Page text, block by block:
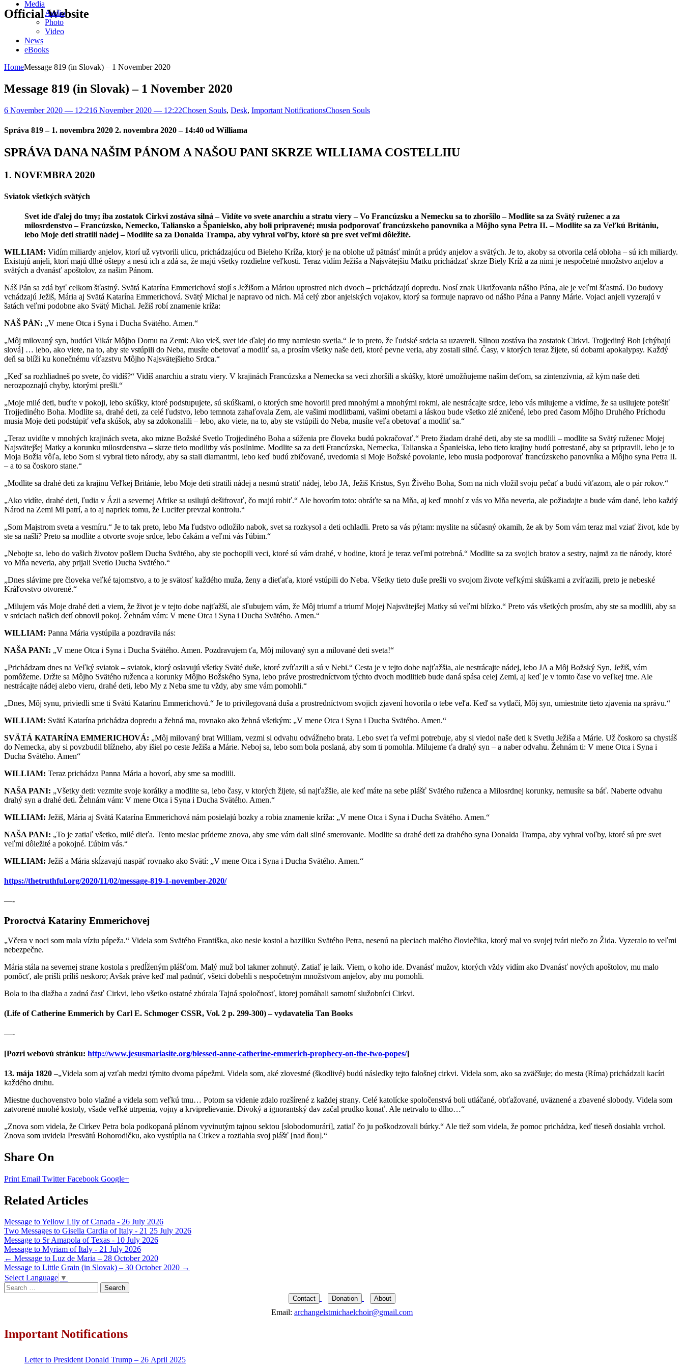
Official Website
Media
Audio
Photo
Video
News
eBooks
HomeMessage 819 (in Slovak) – 1 November 2020
Message 819 (in Slovak) – 1 November 2020
6 November 2020 — 12:216 November 2020 — 12:22Chosen Souls, Desk, Important NotificationsChosen Souls
Správa 819 – 1. novembra 2020 2. novembra 2020 – 14:40 od Williama
SPRÁVA DANA NAŠIM PÁNOM A NAŠOU PANI SKRZE WILLIAMA COSTELLIIU
1. NOVEMBRA 2020
Sviatok všetkých svätých
Svet ide ďalej do tmy; iba zostatok Cirkvi zostáva silná – Vidíte vo svete anarchiu a stratu viery – Vo Francúzsku a Nemecku sa to zhoršilo – Modlite sa za Svätý ruženec a za
milosrdenstvo – Francúzsko, Nemecko, Taliansko a Španielsko, aby boli pripravené; musia podporovať francúzskeho panovníka a Môjho syna Petra II. – Modlite sa za Veľkú Britániu,
lebo Moje deti stratili nádej – Modlite sa za Donalda Trampa, aby vyhral voľby, ktoré sú pre svet veľmi dôležité.
WILLIAM: Vidím miliardy anjelov, ktorí už vytvorili ulicu, prichádzajúcu od Bieleho Kríža, ktorý je na oblohe už pätnásť minút a prúdy anjelov a svätých. Je to, akoby sa otvorila celá obloha – sú ich miliardy.
Existujú anjeli, ktorí majú dlhé oštepy a nesú ich a zdá sa, že majú všetky rozdielne veľkosti. Teraz vidím Ježiša a Najsvätejšiu Matku prichádzať skrze Biely Kríž a za nimi je nespočetné množstvo anjelov a
svätých a dvanásť apoštolov, za našim Pánom.
Náš Pán sa zdá byť celkom šťastný. Svätá Katarína Emmerichová stojí s Ježišom a Máriou uprostred nich dvoch – prichádzajú dopredu. Nosí znak Ukrižovania nášho Pána, ale je veľmi šťastná. Do budovy
vchádzajú Ježiš, Mária aj Svätá Katarína Emmerichová. Svätý Michal je napravo od nich. Má celý zbor anjelských vojakov, ktorý sa formuje napravo od nášho Pána a Panny Márie. Vojaci anjeli vyzerajú v
šatách veľmi podobne ako Svätý Michal. Ježiš robí znamenie kríža:
NÁŠ PÁN: „V mene Otca i Syna i Ducha Svätého. Amen.“
„Môj milovaný syn, budúci Vikár Môjho Domu na Zemi: Ako vieš, svet ide ďalej do tmy namiesto svetla.“ Je to preto, že ľudské srdcia sa uzavreli. Silnou zostáva iba zostatok Cirkvi. Trojjediný Boh [chýbajú
slová] … lebo, ako viete, na to, aby ste vstúpili do Neba, musíte obetovať a modliť sa, a prosím všetky naše deti, ktoré pevne veria, aby zostali silné. Časy, v ktorých teraz žijete, sú dobami apokalypsy. Každý
deň sa blíži ku konečnému víťazstvu Môjho Najsvätejšieho Srdca.“
„Keď sa rozhliadneš po svete, čo vidíš?“ Vidíš anarchiu a stratu viery. V krajinách Francúzska a Nemecka sa veci zhoršili a skúšky, ktoré umožňujeme našim deťom, sa zintenzívnia, až kým naše deti
nerozpoznajú chyby, ktorými prešli.“
„Moje milé deti, buďte v pokoji, lebo skúšky, ktoré podstupujete, sú skúškami, o ktorých sme hovorili pred mnohými a mnohými rokmi, ale nestrácajte srdce, lebo vás milujeme a vidíme, že sa usilujete potešiť
Trojjediného Boha. Modlite sa, drahé deti, za celé ľudstvo, lebo temnota zahaľovala Zem, ale vašimi modlitbami, vašimi obetami a láskou bude všetko zlé zničené, lebo pred časom Môjho Druhého Príchodu
musia Moje deti podstúpiť veľa skúšok, aby sa zdokonalili – lebo, ako viete, na to, aby ste vstúpili do Neba, musíte veľa obetovať a modliť sa.“
„Teraz uvidíte v mnohých krajinách sveta, ako mizne Božské Svetlo Trojjediného Boha a súženia pre človeka budú pokračovať.“ Preto žiadam drahé deti, aby ste sa modlili – modlite sa Svätý ruženec Mojej
Najsvätejšej Matky a korunku milosrdenstva – skrze tieto modlitby vás posilnime. Modlite sa za deti Francúzska, Nemecka, Talianska a Španielska, lebo tieto krajiny budú potrestané, aby sa pripravili, lebo je to
Moja Božia vôľa, lebo Som si vybral tieto národy, aby sa stali diamantmi, lebo keď budú zbičované, uvedomia si Moje Božské povolanie, lebo musia podporovať francúzskeho panovníka a Môjho syna Petra II.
– a to sa čoskoro stane.“
„Modlite sa drahé deti za krajinu Veľkej Británie, lebo Moje deti stratili nádej a nesmú stratiť nádej, lebo JA, Ježiš Kristus, Syn Živého Boha, Som na nich vložil svoju pečať a budú víťazom, ale o pár rokov.“
„Ako vidíte, drahé deti, ľudia v Ázii a severnej Afrike sa usilujú dešifrovať, čo majú robiť.“ Ale hovorím toto: obráťte sa na Mňa, aj keď mnohí z vás vo Mňa neveria, ale požiadajte a bude vám dané, lebo každý
Národ na Zemi Mi patrí, a to aj napriek tomu, že Lucifer prevzal kontrolu.“
„Som Majstrom sveta a vesmíru.“ Je to tak preto, lebo Ma ľudstvo odložilo nabok, svet sa rozkysol a deti ochladli. Preto sa vás pýtam: myslite na súčasný okamih, že ak by Som vám teraz mal vziať život, kde by
ste sa našli? Preto sa modlite a otvorte svoje srdce, lebo čakám a veľmi vás ľúbim.“
„Nebojte sa, lebo do vašich životov pošlem Ducha Svätého, aby ste pochopili veci, ktoré sú vám drahé, v hodine, ktorá je teraz veľmi potrebná.“ Modlite sa za svojich bratov a sestry, najmä za tie národy, ktoré
vo Mňa neveria, aby prijali Svetlo Ducha Svätého.“
„Dnes slávime pre človeka veľké tajomstvo, a to je svätosť každého muža, ženy a dieťaťa, ktoré vstúpili do Neba. Všetky tieto duše prešli vo svojom živote veľkými skúškami a zvíťazili, preto je nebeské
Kráľovstvo otvorené.“
„Milujem vás Moje drahé deti a viem, že život je v tejto dobe najťažší, ale sľubujem vám, že Môj triumf a triumf Mojej Najsvätejšej Matky sú veľmi blízko.“ Preto vás všetkých prosím, aby ste sa modlili, aby sa
v srdciach našich detí obnovil pokoj. Žehnám vám: V mene Otca i Syna i Ducha Svätého. Amen.“
WILLIAM: Panna Mária vystúpila a pozdravila nás:
NAŠA PANI: „V mene Otca i Syna i Ducha Svätého. Amen. Pozdravujem ťa, Môj milovaný syn a milované deti sveta!“
„Prichádzam dnes na Veľký sviatok – sviatok, ktorý oslavujú všetky Sväté duše, ktoré zvíťazili a sú v Nebi.“ Cesta je v tejto dobe najťažšia, ale nestrácajte nádej, lebo JA a Môj Božský Syn, Ježiš, vám
pomôžeme. Držte sa Môjho Svätého ruženca a korunky Môjho Božského Syna, lebo práve prostredníctvom týchto dvoch modlitieb bude daná spása celej Zemi, aj keď je v tomto čase vo veľkej tme. Ale
nestrácajte nádej alebo vieru, drahé deti, lebo My z Neba sme tu vždy, aby sme vám pomohli.“
„Dnes, Môj synu, priviedli sme ti Svätú Katarínu Emmerichovú.“ Je to privilegovaná duša a prostredníctvom svojich zjavení hovorila o tebe veľa. Keď sa vytlačí, Môj syn, umiestnite tieto zjavenia na správu.“
WILLIAM: Svätá Katarína prichádza dopredu a žehná ma, rovnako ako žehná všetkým: „V mene Otca i Syna i Ducha Svätého. Amen.“
SVÄTÁ KATARÍNA EMMERICHOVÁ: „Môj milovaný brat William, vezmi si odvahu odvážneho brata. Lebo svet ťa veľmi potrebuje, aby si viedol naše deti k Svetlu Ježiša a Márie. Už čoskoro sa chystáš
do Nemecka, aby si povzbudil blížneho, aby išiel po ceste Ježiša a Márie. Neboj sa, lebo som bola poslaná, aby som ti pomohla. Milujeme ťa drahý syn – a naber odvahu. Žehnám ti: V mene Otca i Syna i
Ducha Svätého. Amen“
WILLIAM: Teraz prichádza Panna Mária a hovorí, aby sme sa modlili.
NAŠA PANI: „Všetky deti: vezmite svoje korálky a modlite sa, lebo časy, v ktorých žijete, sú najťažšie, ale keď máte na sebe plášť Svätého ruženca a Milosrdnej korunky, nemusíte sa báť. Naberte odvahu
drahý syn a drahé deti. Žehnám vám: V mene Otca i Syna i Ducha Svätého. Amen.“
WILLIAM: Ježiš, Mária aj Svätá Katarína Emmerichová nám posielajú bozky a robia znamenie kríža: „V mene Otca i Syna i Ducha Svätého. Amen.“
NAŠA PANI: „To je zatiaľ všetko, milé dieťa. Tento mesiac prídeme znova, aby sme vám dali silné smerovanie. Modlite sa drahé deti za drahého syna Donalda Trampa, aby vyhral voľby, ktoré sú pre svet
veľmi dôležité a pokojné. Ľúbim vás.“
WILLIAM: Ježiš a Mária skĺzavajú naspäť rovnako ako Svätí: „V mene Otca i Syna i Ducha Svätého. Amen.“
https://thetruthful.org/2020/11/02/message-819-1-november-2020/
—-
Proroctvá Kataríny Emmerichovej
„Včera v noci som mala víziu pápeža.“ Videla som Svätého Františka, ako nesie kostol a baziliku Svätého Petra, nesenú na pleciach malého človiečika, ktorý mal vo svojej tvári niečo zo Žida. Vyzeralo to veľmi
nebezpečne.
Mária stála na severnej strane kostola s predĺženým plášťom. Malý muž bol takmer zohnutý. Zatiaľ je laik. Viem, o koho ide. Dvanásť mužov, ktorých vždy vidím ako Dvanásť nových apoštolov, mu malo
pomôcť, ale prišli príliš neskoro; Avšak práve keď mal padnúť, všetci dobehli s nespočetným množstvom anjelov, aby mu pomohli.
Bola to iba dlažba a zadná časť Cirkvi, lebo všetko ostatné zbúrala Tajná spoločnosť, ktorej pomáhali samotní služobníci Cirkvi.
(Life of Catherine Emmerich by Carl E. Schmoger CSSR, Vol. 2 p. 299-300) – vydavatelia Tan Books
—-
[Pozri webovú stránku: http://www.jesusmariasite.org/blessed-anne-catherine-emmerich-prophecy-on-the-two-popes/]
13. mája 1820 –„Videla som aj vzťah medzi týmito dvoma pápežmi. Videla som, aké zlovestné (škodlivé) budú následky tejto falošnej cirkvi. Videla som, ako sa zväčšuje; do mesta (Ríma) prichádzali kacíri
každého druhu.
Miestne duchovenstvo bolo vlažné a videla som veľkú tmu… Potom sa videnie zdalo rozšírené z každej strany. Celé katolícke spoločenstvá boli utláčané, obťažované, uväznené a zbavené slobody. Videla som
zatvorené mnohé kostoly, všade veľké utrpenia, vojny a krviprelievanie. Divoký a ignorantský dav začal prudko konať. Ale netrvalo to dlho…“
„Znova som videla, že Cirkev Petra bola podkopaná plánom vyvinutým tajnou sektou [slobodomurári], zatiaľ čo ju poškodzovali búrky.“ Ale tiež som videla, že pomoc prichádza, keď tieseň dosiahla vrchol.
Znova som uvidela Presvätú Bohorodičku, ako vystúpila na Cirkev a roztiahla svoj plášť [nad ňou].“
Share On
Print Email TwitterFacebook Google+
Related Articles
Message to Yellow Lily of Canada - 26 July 2026
Two Messages to Gisella Cardia of Italy - 21 25 July 2026
Message to Sr Amapola of Texas - 10 July 2026
Message to Myriam of Italy - 21 July 2026
Post
navigation
← Message to Luz de Maria – 28 October 2020
Message to Little Grain (in Slovak) – 30 October 2020 →
Select Language ▼
Search
for:
Contact Donation About
Email: archangelstmichaelchoir@gmail.com
Important Notifications
Letter to President Donald Trump – 26 April 2025